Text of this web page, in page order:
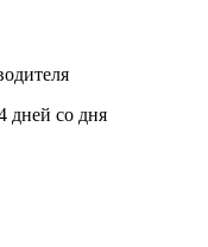
дней со дня